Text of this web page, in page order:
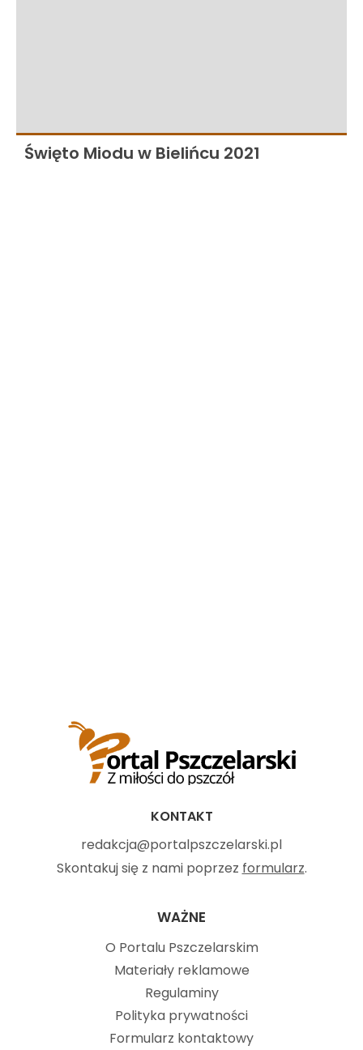
Święto Miodu w Bielińcu 2021
KONTAKT
redakcja@portalpszczelarski.pl
Skontakuj się z nami poprzez formularz.
WAŻNE
O Portalu Pszczelarskim
Materiały reklamowe
Regulaminy
Polityka prywatności
Formularz kontaktowy